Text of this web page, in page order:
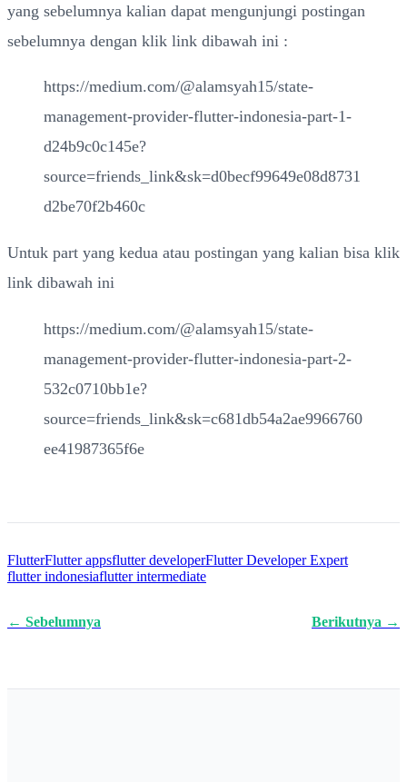
yang sebelumnya kalian dapat mengunjungi postingan
sebelumnya dengan klik link dibawah ini :
https://medium.com/@alamsyah15/state-
management-provider-flutter-indonesia-part-1-
d24b9c0c145e?
source=friends_link&sk=d0becf99649e08d8731
d2be70f2b460c
Untuk part yang kedua atau postingan yang kalian bisa klik
link dibawah ini
https://medium.com/@alamsyah15/state-
management-provider-flutter-indonesia-part-2-
532c0710bb1e?
source=friends_link&sk=c681db54a2ae9966760
ee41987365f6e
FlutterFlutter appsflutter developerFlutter Developer Expert
flutter indonesiaflutter intermediate
← Sebelumnya Berikutnya →